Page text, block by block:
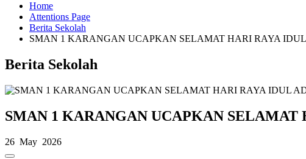
Home
Attentions Page
Berita Sekolah
SMAN 1 KARANGAN UCAPKAN SELAMAT HARI RAYA
Berita Sekolah
SMAN 1 KARANGAN UCAPKAN SELAMAT
26 May 2026